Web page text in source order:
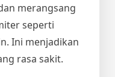
merangsang
seperti
Ini menjadikan
rasa sakit.